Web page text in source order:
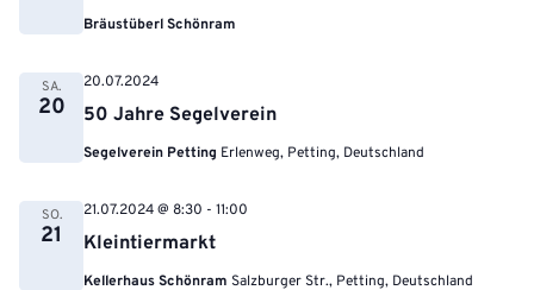
Bräustüberl Schönram
SA.
20 50 Jahre Segelverein
20.07.2024
Segelverein Petting Erlenweg, Petting, Deutschland
SO.
21 Kleintiermarkt
21.07.2024 @ 8:30 - 11:00
Kellerhaus Schönram Salzburger Str., Petting, Deutschland